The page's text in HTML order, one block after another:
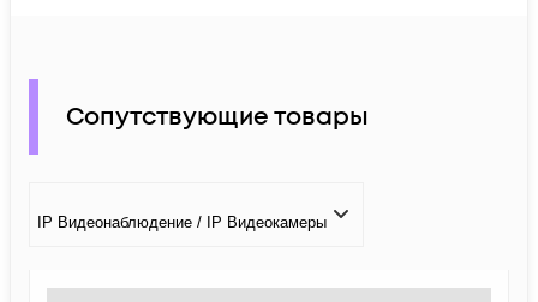
Сопутствующие товары
IP Видеонаблюдение / IP Видеокамеры